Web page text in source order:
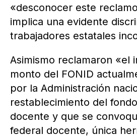
«desconocer este
implica una evidente
trabajadores estatales
Asimismo reclamaron «el
monto del FONID
por la Administración
restablecimiento del
docente y que se
federal docente, única